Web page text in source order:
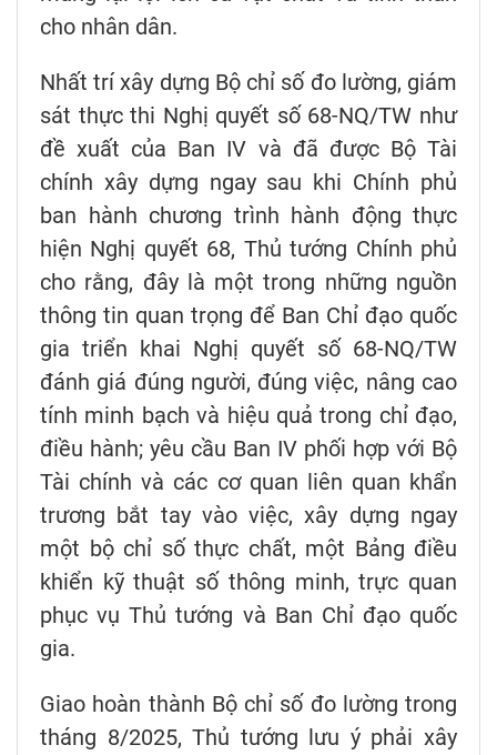
cho nhân dân.
Nhất trí xây dựng Bộ chỉ số đo lường, giám
sát thực thi Nghị quyết số 68-NQ/TW như
đề xuất của Ban IV và đã được Bộ Tài
chính xây dựng ngay sau khi Chính phủ
ban hành chương trình hành động thực
hiện Nghị quyết 68, Thủ tướng Chính phủ
cho rằng, đây là một trong những nguồn
thông tin quan trọng để Ban Chỉ đạo quốc
gia triển khai Nghị quyết số 68-NQ/TW
đánh giá đúng người, đúng việc, nâng cao
tính minh bạch và hiệu quả trong chỉ đạo,
điều hành; yêu cầu Ban IV phối hợp với Bộ
Tài chính và các cơ quan liên quan khẩn
trương bắt tay vào việc, xây dựng ngay
một bộ chỉ số thực chất, một Bảng điều
khiển kỹ thuật số thông minh, trực quan
phục vụ Thủ tướng và Ban Chỉ đạo quốc
gia.
Giao hoàn thành Bộ chỉ số đo lường trong
tháng 8/2025, Thủ tướng lưu ý phải xây